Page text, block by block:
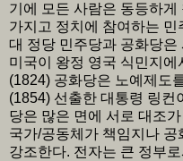
기에 모든 사람은 동등하
가지고 정치에 참여하는
대 정당 민주당과 공화당
미국이 왕정 영국 식민지
(1824) 공화당은 노예제도
(1854) 선출한 대통령 링컨
당은 많은 면에 서로 대조
국가/공동체가 책임지나
강조한다. 전자는 큰 정부